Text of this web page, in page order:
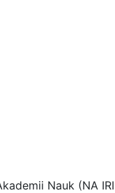
Nauk (NA